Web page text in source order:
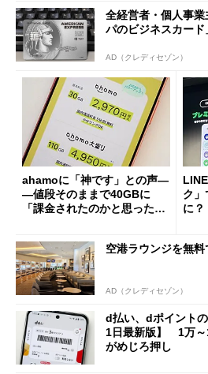
全経営者・個人事
パのビジネスカード
AD（クレディセゾン）
ahamoに「神です」との声―
―値段そのままで40GBに
「課金されたのかと思った」
ク」
に
空港ラウンジを無
AD（クレディセゾン）
d払い、dポイント
1日最新版】 1万～
がめじろ押し